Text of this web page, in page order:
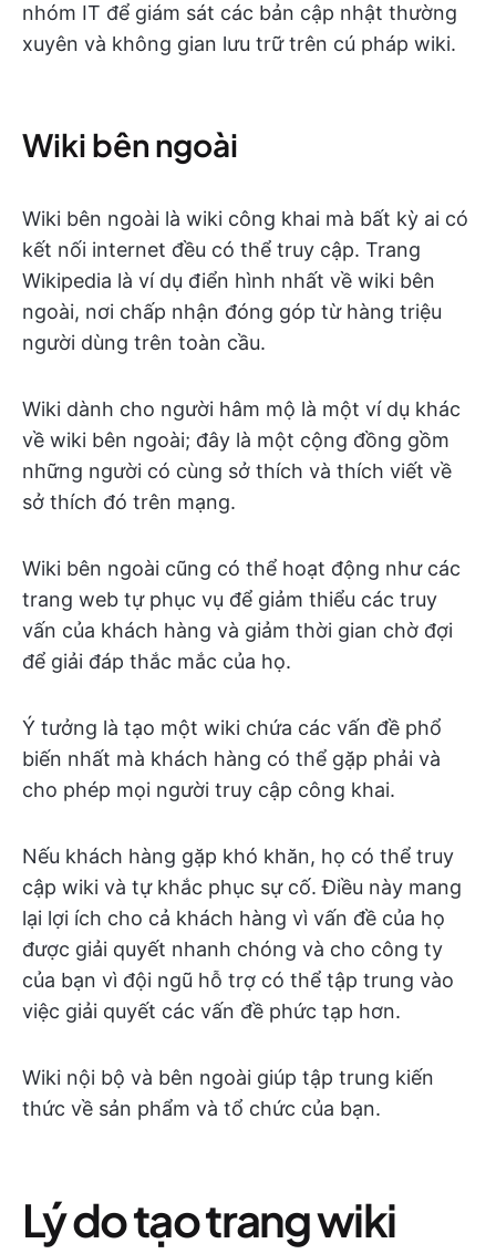
nhóm IT để giám sát các bản cập nhật thường
xuyên và không gian lưu trữ trên cú pháp wiki.
Wiki bên ngoài
Wiki bên ngoài là wiki công khai mà bất kỳ ai có
kết nối internet đều có thể truy cập. Trang
Wikipedia là ví dụ điển hình nhất về wiki bên
ngoài, nơi chấp nhận đóng góp từ hàng triệu
người dùng trên toàn cầu.
Wiki dành cho người hâm mộ là một ví dụ khác
về wiki bên ngoài; đây là một cộng đồng gồm
những người có cùng sở thích và thích viết về
sở thích đó trên mạng.
Wiki bên ngoài cũng có thể hoạt động như các
trang web tự phục vụ để giảm thiểu các truy
vấn của khách hàng và giảm thời gian chờ đợi
để giải đáp thắc mắc của họ.
Ý tưởng là tạo một wiki chứa các vấn đề phổ
biến nhất mà khách hàng có thể gặp phải và
cho phép mọi người truy cập công khai.
Nếu khách hàng gặp khó khăn, họ có thể truy
cập wiki và tự khắc phục sự cố. Điều này mang
lại lợi ích cho cả khách hàng vì vấn đề của họ
được giải quyết nhanh chóng và cho công ty
của bạn vì đội ngũ hỗ trợ có thể tập trung vào
việc giải quyết các vấn đề phức tạp hơn.
Wiki nội bộ và bên ngoài giúp tập trung kiến
thức về sản phẩm và tổ chức của bạn.
Lý do tạo trang wiki